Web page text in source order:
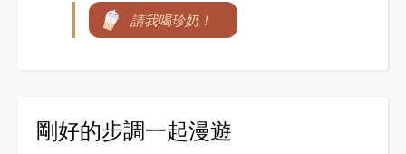
請我喝珍奶！
剛好的步調一起漫遊